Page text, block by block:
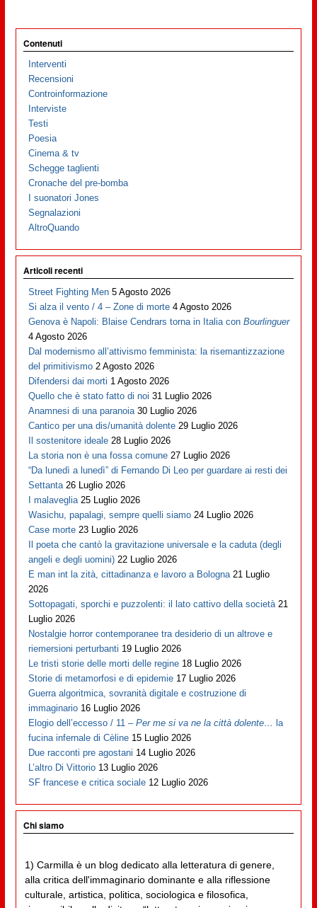
Contenuti
Interventi
Recensioni
Controinformazione
Interviste
Testi
Poesia
Cinema & tv
Schegge taglienti
Cronache del pre-bomba
I suonatori Jones
Segnalazioni
AltroQuando
Articoli recenti
Street Fighting Men 5 Agosto 2026
Si alza il vento / 4 – Zone di morte 4 Agosto 2026
Genova è Napoli: Blaise Cendrars torna in Italia conBourlinguer
4 Agosto 2026
Dal modernismo all’attivismo femminista: la risemantizzazione
del primitivismo 2 Agosto 2026
Difendersi dai morti 1 Agosto 2026
Quello che è stato fatto di noi 31 Luglio 2026
Anamnesi di una paranoia 30 Luglio 2026
Cantico per una dis/umanità dolente 29 Luglio 2026
Il sostenitore ideale 28 Luglio 2026
La storia non è una fossa comune 27 Luglio 2026
“Da lunedì a lunedì” di Fernando Di Leo per guardare ai resti dei
Settanta 26 Luglio 2026
I malaveglia 25 Luglio 2026
Wasichu, papalagi, sempre quelli siamo 24 Luglio 2026
Case morte 23 Luglio 2026
Il poeta che cantò la gravitazione universale e la caduta (degli
angeli e degli uomini) 22 Luglio 2026
E man int la zità, cittadinanza e lavoro a Bologna 21 Luglio
2026
Sottopagati, sporchi e puzzolenti: il lato cattivo della società 21
Luglio 2026
Nostalgie horror contemporanee tra desiderio di un altrove e
riemersioni perturbanti 19 Luglio 2026
Le tristi storie delle morti delle regine 18 Luglio 2026
Storie di metamorfosi e di epidemie 17 Luglio 2026
Guerra algoritmica, sovranità digitale e costruzione di
immaginario 16 Luglio 2026
Elogio dell’eccesso / 11 –Per me si va ne la città dolente… la
fucina infernale di Cèline 15 Luglio 2026
Due racconti pre agostani 14 Luglio 2026
L’altro Di Vittorio 13 Luglio 2026
SF francese e critica sociale 12 Luglio 2026
Chi siamo
1) Carmilla è un blog dedicato alla letteratura di genere,
alla critica dell'immaginario dominante e alla riflessione
culturale, artistica, politica, sociologica e filosofica,